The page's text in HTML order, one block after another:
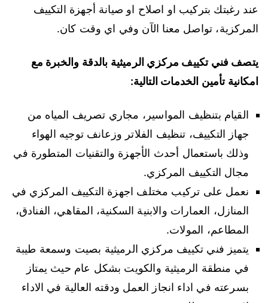
عند رغبتك بتركيب او اصلاح او صيانة أجهزة التكييف
المركزية، تواصل معنا الآن وفي اي وقت كان.
يتصف فني تكييف مركزي الرميثية بالدقة والخبرة مع
امكانية تأمين الخدمات التالية:
القيام بتنظيف المواسير، مجاري تصريف المياه من
جهاز التكييف، تنظيف الفلاتر وزعانف توجيه الهواء
وذلك باستعمال أحدث الأجهزة والتقنيات المتطورة في
مجال التكييف المركزي.
نعمل على تركيب مختلف اجهزة التكييف المركزي في
المنازل، العمارات والابنية السكنية، المقاهي، الفنادق،
المطاعم، المولات.
يتميز فني تكييف مركزي الرميثية بصيت وسمعة طيبة
في منطقة الرميثية والكويت بشكل عام حيث يمتاز
بسرعته في اداء انجاز العمل ودقته العالية في الاداء